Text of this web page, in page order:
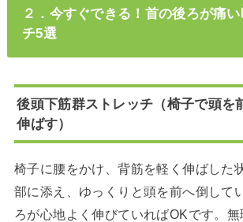
２．今すぐできる！首の後ろが痛
チ5選
後頭下筋群ストレッチ（椅子で頭を
伸ばす）
椅子に腰をかけ、背筋を軽く伸ばした
部に添え、ゆっくりと頭を前へ倒して
ろが心地よく伸びていればOKです。